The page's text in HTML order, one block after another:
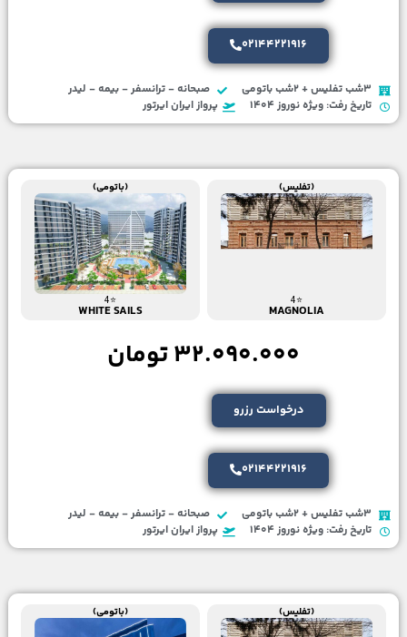
02144221916
3شب تفلیس + 2شب باتومی
صبحانه - ترانسفر - بیمه - لیدر
تاریخ رفت: ویژه نوروز 1404
پرواز ایران ایرتور
(تفلیس)
⭐4
MAGNOLIA
(باتومی)
⭐4
WHITE SAILS
32.090.000 تومان
درخواست رزرو
02144221916
3شب تفلیس + 2شب باتومی
صبحانه - ترانسفر - بیمه - لیدر
تاریخ رفت: ویژه نوروز 1404
پرواز ایران ایرتور
(تفلیس) (باتومی)